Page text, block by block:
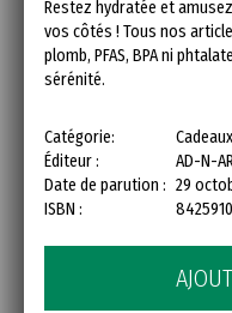
Restez hydratée et
vos côtés ! Tous nos
plomb, PFAS, BPA ni
sérénité.
Catégorie:
Éditeur :
AD-N-
Date de parution : 29
ISBN :